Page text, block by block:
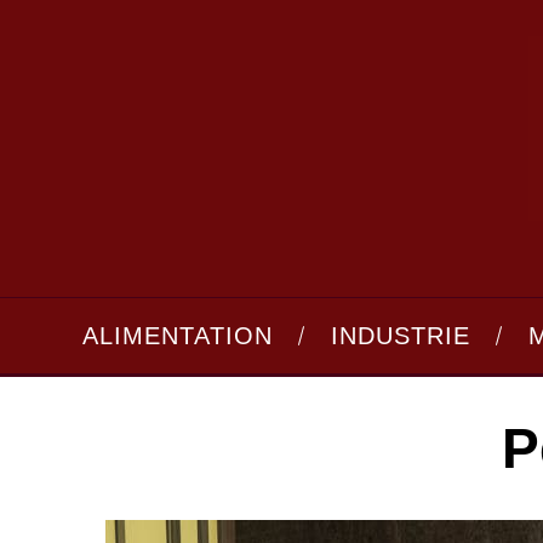
ALIMENTATION INDUSTRIE